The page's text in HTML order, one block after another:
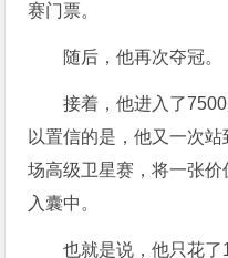
赛门票。
随后，他再次夺冠。
接着，他进入了
以置信的是，他又一次
场高级卫星赛，将一张
入囊中。
也就是说，他只花